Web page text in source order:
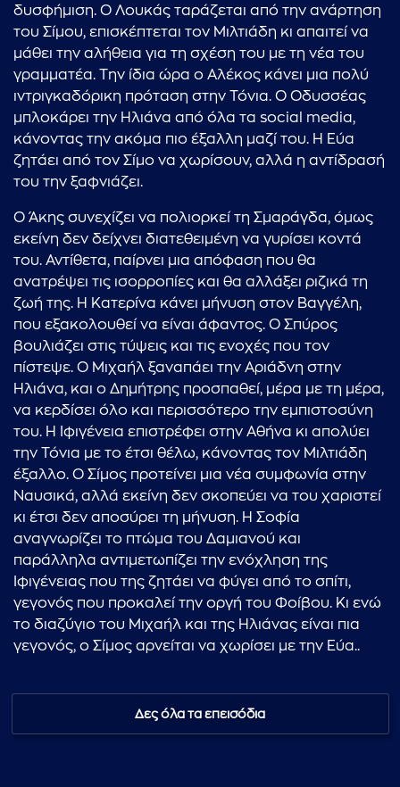
...πληκτρολογήστε κείμενο προς αναζήτηση
δυσφήμιση. Ο Λουκάς ταράζεται από την ανάρτηση
του Σίμου, επισκέπτεται τον Μιλτιάδη κι απαιτεί να
μάθει την αλήθεια για τη σχέση του με τη νέα του
γραμματέα. Την ίδια ώρα ο Αλέκος κάνει μια πολύ
ιντριγκαδόρικη πρόταση στην Τόνια. Ο Οδυσσέας
μπλοκάρει την Ηλιάνα από όλα τα social media,
κάνοντας την ακόμα πιο έξαλλη μαζί του. Η Εύα
ζητάει από τον Σίμο να χωρίσουν, αλλά η αντίδρασή
του την ξαφνιάζει.
Ο Άκης συνεχίζει να πολιορκεί τη Σμαράγδα, όμως
εκείνη δεν δείχνει διατεθειμένη να γυρίσει κοντά
του. Αντίθετα, παίρνει μια απόφαση που θα
ανατρέψει τις ισορροπίες και θα αλλάξει ριζικά τη
ζωή της. Η Κατερίνα κάνει μήνυση στον Βαγγέλη,
που εξακολουθεί να είναι άφαντος. Ο Σπύρος
βουλιάζει στις τύψεις και τις ενοχές που τον
πίστεψε. Ο Μιχαήλ ξαναπάει την Αριάδνη στην
Ηλιάνα, και ο Δημήτρης προσπαθεί, μέρα με τη μέρα,
να κερδίσει όλο και περισσότερο την εμπιστοσύνη
του. Η Ιφιγένεια επιστρέφει στην Αθήνα κι απολύει
την Τόνια με το έτσι θέλω, κάνοντας τον Μιλτιάδη
έξαλλο. Ο Σίμος προτείνει μια νέα συμφωνία στην
Ναυσικά, αλλά εκείνη δεν σκοπεύει να του χαριστεί
κι έτσι δεν αποσύρει τη μήνυση. Η Σοφία
αναγνωρίζει το πτώμα του Δαμιανού και
παράλληλα αντιμετωπίζει την ενόχληση της
Ιφιγένειας που της ζητάει να φύγει από το σπίτι,
γεγονός που προκαλεί την οργή του Φοίβου. Κι ενώ
το διαζύγιο του Μιχαήλ και της Ηλιάνας είναι πια
γεγονός, ο Σίμος αρνείται να χωρίσει με την Εύα..
Δες όλα τα επεισόδια